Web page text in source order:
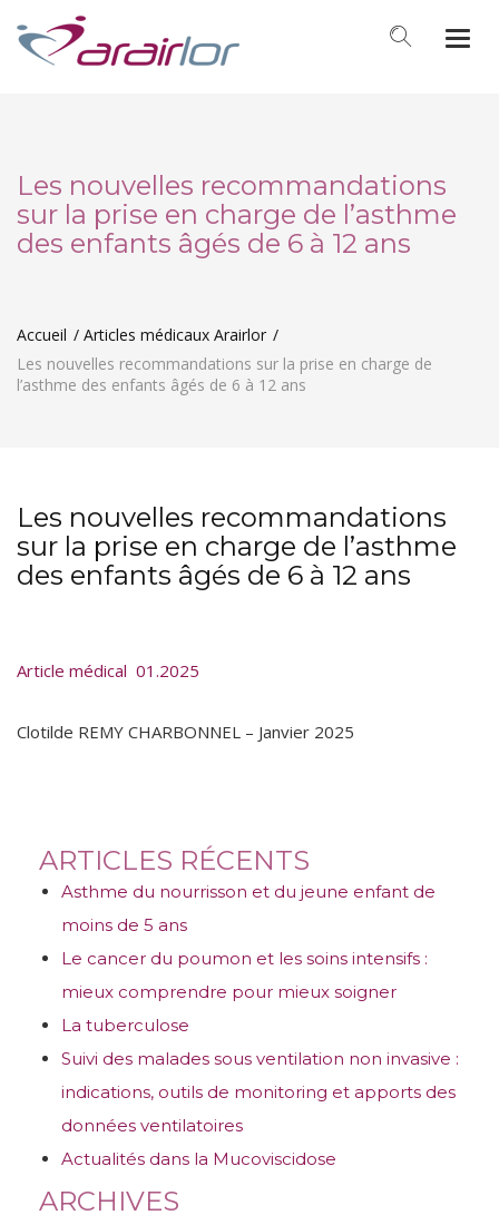
Les nouvelles recommandations
sur la prise en charge de l’asthme
des enfants âgés de 6 à 12 ans
Accueil
Articles médicaux Arairlor
Les nouvelles recommandations sur la prise en charge de
l’asthme des enfants âgés de 6 à 12 ans
Les nouvelles recommandations
sur la prise en charge de l’asthme
des enfants âgés de 6 à 12 ans
Article médical 01.2025
Clotilde REMY CHARBONNEL – Janvier 2025
ARTICLES RÉCENTS
Asthme du nourrisson et du jeune enfant de
moins de 5 ans
Le cancer du poumon et les soins intensifs :
mieux comprendre pour mieux soigner
La tuberculose
Suivi des malades sous ventilation non invasive :
indications, outils de monitoring et apports des
données ventilatoires
Actualités dans la Mucoviscidose
ARCHIVES